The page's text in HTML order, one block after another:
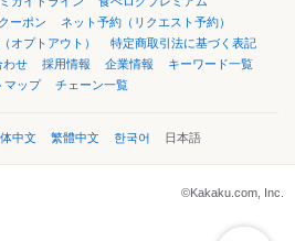
ーポン
ネット予約（リクエスト予約）
オプトアウト）
特定商取引法に基づく表記
わせ 採用情報 企業情報
キーワード一覧
マップ
チェーン一覧
中文 繁體中文 한국어 日本語
©Kakaku.com, Inc.